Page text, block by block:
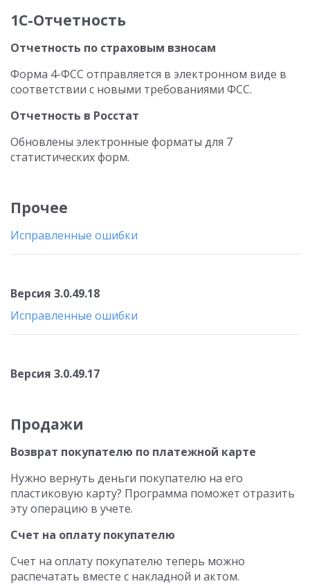
1С-Отчетность
Отчетность по страховым взносам
Форма 4-ФСС отправляется в электронном виде в
соответствии с новыми требованиями ФСС.
Отчетность в Росстат
Обновлены электронные форматы для 7
статистических форм.
Прочее
Исправленные ошибки
Версия 3.0.49.18
Исправленные ошибки
Версия 3.0.49.17
Продажи
Возврат покупателю по платежной карте
Нужно вернуть деньги покупателю на его
пластиковую карту? Программа поможет отразить
эту операцию в учете.
Счет на оплату покупателю
Счет на оплату покупателю теперь можно
распечатать вместе с накладной и актом.